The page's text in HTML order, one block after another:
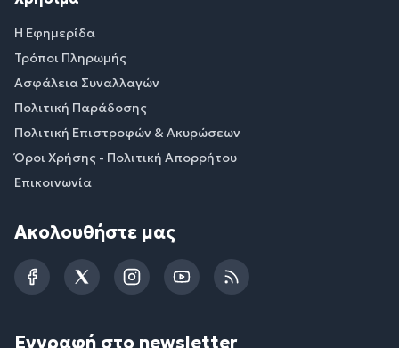
Η Εφημερίδα
Τρόποι Πληρωμής
Ασφάλεια Συναλλαγών
Πολιτική Παράδοσης
Πολιτική Επιστροφών & Ακυρώσεων
Όροι Χρήσης - Πολιτική Απορρήτου
Επικοινωνία
Ακολουθήστε μας
FacebookTwitterInstagramYouTubeRSS
Εγγραφή στο newsletter